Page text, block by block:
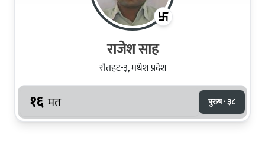
राजेश साह
रौतहट-३, मधेश प्रदेश
१६ मत पुरुष · ३८